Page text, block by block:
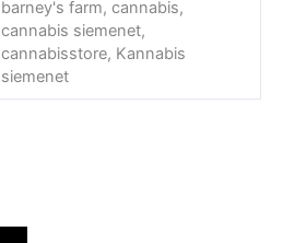
barney's farm, cannabis,
cannabis siemenet,
cannabisstore, Kannabis
siemenet